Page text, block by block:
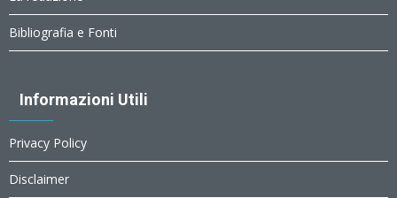
Bibliografia e Fonti
Informazioni Utili
Privacy Policy
Disclaimer